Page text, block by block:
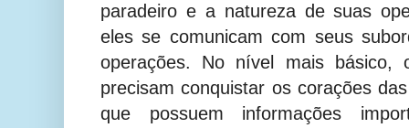
paradeiro e a natureza de suas
eles se comunicam com seus
operações. No nível mais básico,
precisam conquistar os corações
que possuem informações